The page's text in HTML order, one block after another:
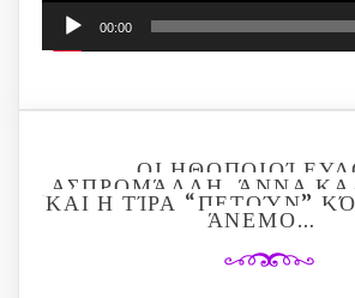
00:00
ΟΙ ΗΘΟΠΟΙΟΊ
ΑΣΠΡΟΜΆΛΛΗ, ΆΝΝΑ
ΚΑΙ Η ΤΊΡΑ “ΠΕΤΟΎΝ”
ΆΝΕΜΟ…